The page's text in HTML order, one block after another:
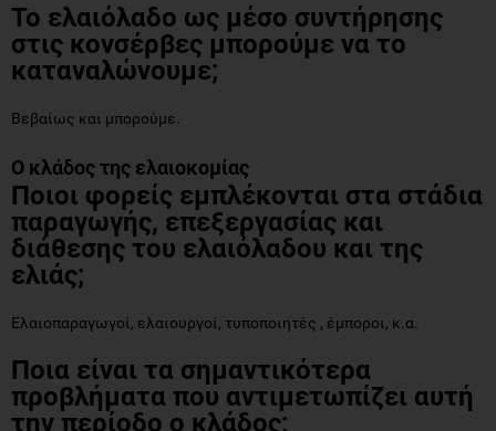
Το ελαιόλαδο ως μέσο συντήρησης
στις κονσέρβες μπορούμε να το
καταναλώνουμε;
Βεβαίως και μπορούμε.
Ο κλάδος της ελαιοκομίας
Ποιοι φορείς εμπλέκονται στα στάδια
παραγωγής, επεξεργασίας και
διάθεσης του ελαιόλαδου και της
ελιάς;
Ελαιοπαραγωγοί, ελαιουργοί, τυποποιητές , έμποροι, κ.α.
Ποια είναι τα σημαντικότερα
προβλήματα που αντιμετωπίζει αυτή
την περίοδο ο κλάδος;